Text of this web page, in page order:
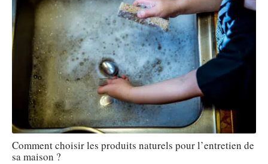
Comment choisir les produits naturels pour l’entretien de
sa maison ?